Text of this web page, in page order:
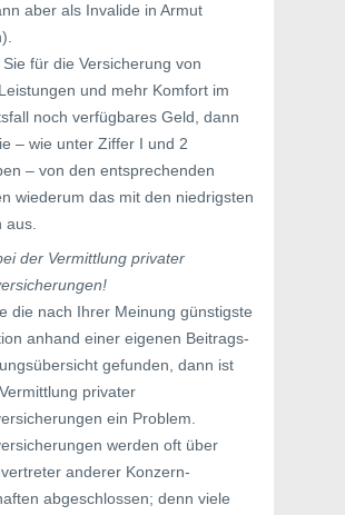
aber als Invalide in Armut
für die Versicherung von
und mehr Komfort im
noch verfügbares Geld, dann
– wie unter Ziffer I und 2
– von den entsprechenden
wiederum das mit den niedrigsten
aus.
der Vermittlung privater
die nach Ihrer Meinung günstigste
anhand einer eigenen Beitrags-
gefunden, dann ist
privater
ein Problem.
werden oft über
anderer Konzern-
abgeschlossen; denn viele